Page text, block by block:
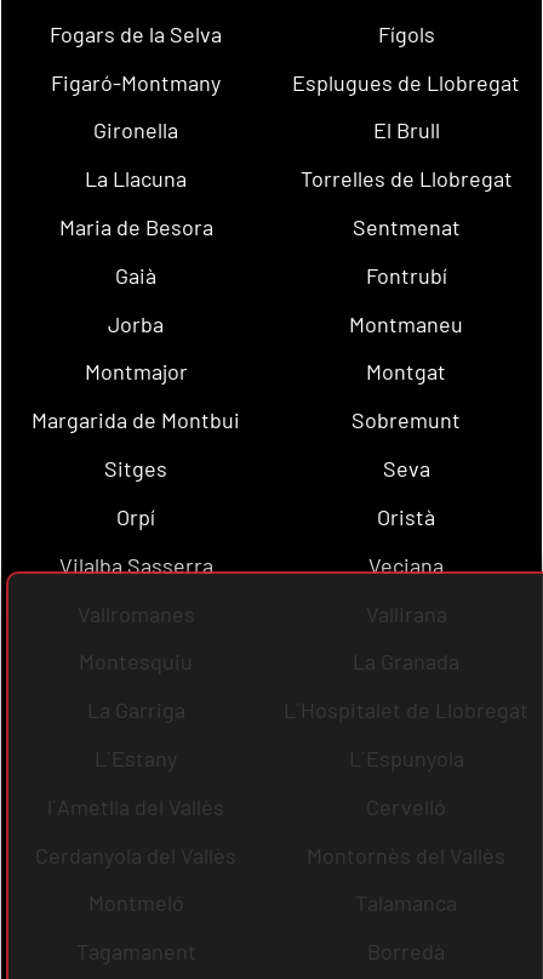
Fogars de la Selva
Fígols
Figaró-Montmany
Esplugues de Llobregat
Gironella
El Brull
La Llacuna
Torrelles de Llobregat
Maria de Besora
Sentmenat
Gaià
Fontrubí
Jorba
Montmaneu
Montmajor
Montgat
Margarida de Montbui
Sobremunt
Sitges
Seva
Orpí
Oristà
Vilalba Sasserra
Veciana
Vallromanes
Vallirana
Montesquiu
La Granada
La Garriga
L´Hospitalet de Llobregat
L´Estany
L´Espunyola
l´Ametlla del Vallès
Cervelló
Cerdanyola del Vallès
Montornès del Vallès
Montmeló
Talamanca
Tagamanent
Borredà